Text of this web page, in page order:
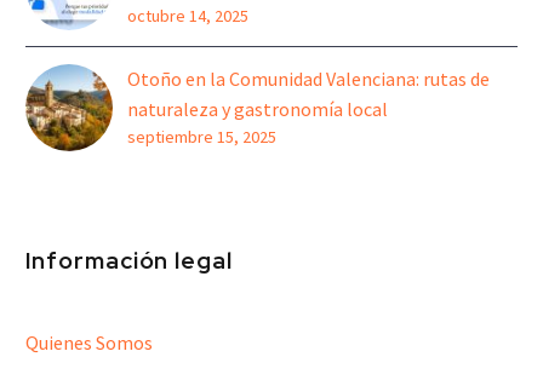
octubre 14, 2025
Otoño en la Comunidad Valenciana: rutas de
naturaleza y gastronomía local
septiembre 15, 2025
Información legal
Quienes Somos